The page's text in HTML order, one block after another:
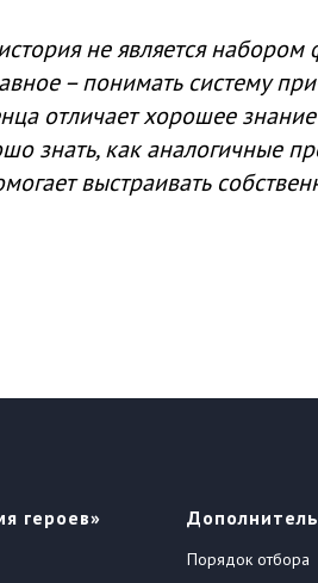
не является набором
– понимать систему
отличает хорошее
знать, как аналогичные
выстраивать
героев»
Порядок отбора